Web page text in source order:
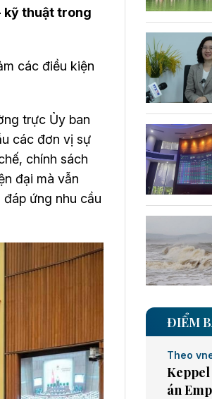
kỹ thuật trong
các điều kiện
trực Ủy ban
các đơn vị sự
chính sách
đại mà vẫn
ứng nhu cầu
ĐIỂM
Theo
Keppel
án